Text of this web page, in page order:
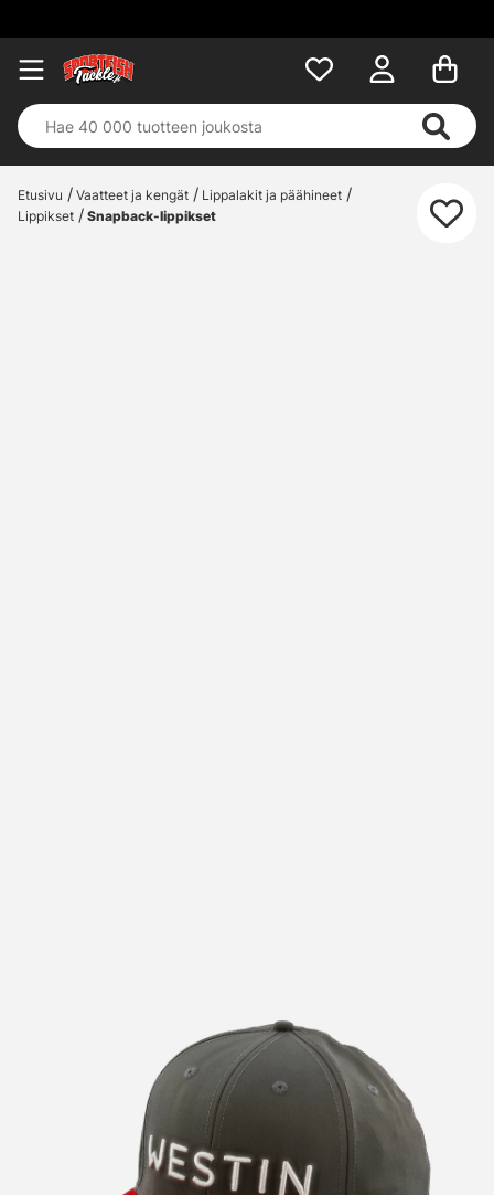
Etusivu Vaatteet ja kengät
Lippalakit ja päähineet
Lippikset
Snapback-lippikset